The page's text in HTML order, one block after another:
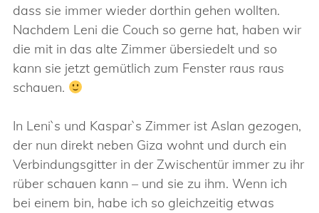
dass sie immer wieder dorthin gehen wollten.
Nachdem Leni die Couch so gerne hat, haben wir
die mit in das alte Zimmer übersiedelt und so
kann sie jetzt gemütlich zum Fenster raus raus
schauen.
In Leni`s und Kaspar`s Zimmer ist Aslan gezogen,
der nun direkt neben Giza wohnt und durch ein
Verbindungsgitter in der Zwischentür immer zu ihr
rüber schauen kann – und sie zu ihm. Wenn ich
bei einem bin, habe ich so gleichzeitig etwas